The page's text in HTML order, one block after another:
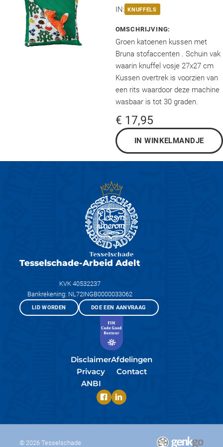
IN: KNUFFELS
OMSCHRIJVING:
Groen katoenen kussen met
Bruna stofaccenten . Schuin vak
waarin knuffel vosje 27x27 cm
Kussen overtrek is voorzien van
een rits waardoor deze machine
wasbaar is tot 30 graden.
€ 17,95
Tesselschade-Arbeid Adelt
KVK 40532237
Bankrekening: NL72INGB0000033062
LID WORDEN DOE EEN AANVRAAG
Disclaimer
Privacy
ANBI
Afdelingen
Contact
© 2026Tesselschade